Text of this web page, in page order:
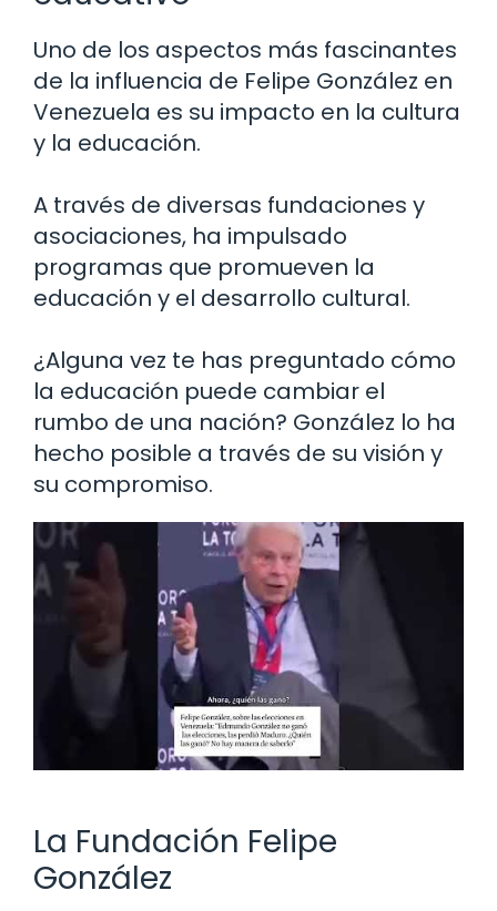
Uno de los aspectos más fascinantes
de la influencia de Felipe González en
Venezuela es su impacto en la cultura
y la educación.
A través de diversas fundaciones y
asociaciones, ha impulsado
programas que promueven la
educación y el desarrollo cultural.
¿Alguna vez te has preguntado cómo
la educación puede cambiar el
rumbo de una nación? González lo ha
hecho posible a través de su visión y
su compromiso.
La Fundación Felipe
González